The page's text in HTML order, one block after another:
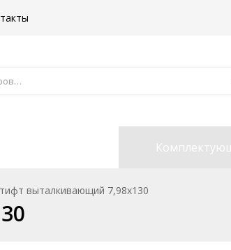
выталкивающий 7,98x130